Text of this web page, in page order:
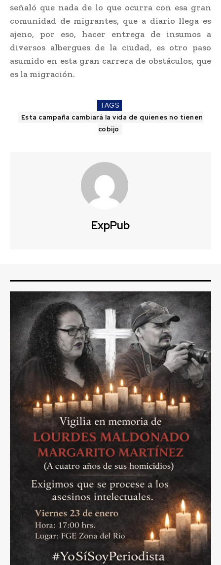
señaló que nada de lo que ocurra con esa gran
comunidad de migrantes, que a diario llega es
ajeno, por eso, hacer entrega de insumos a
diversos albergues de la ciudad, es otro paso
asumido en esta gran carrera de obstáculos, que
es la migración.
TAGS
Esta campaña cambiará la vida de quienes no tienen
cobijo
ExpPub